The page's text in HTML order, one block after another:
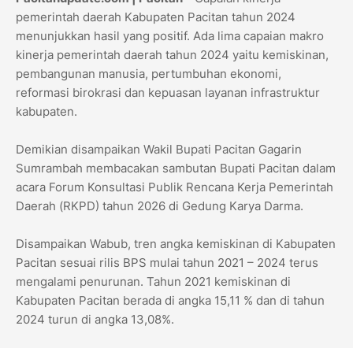
pemerintah daerah Kabupaten Pacitan tahun 2024
menunjukkan hasil yang positif. Ada lima capaian makro
kinerja pemerintah daerah tahun 2024 yaitu kemiskinan,
pembangunan manusia, pertumbuhan ekonomi,
reformasi birokrasi dan kepuasan layanan infrastruktur
kabupaten.
Demikian disampaikan Wakil Bupati Pacitan Gagarin
Sumrambah membacakan sambutan Bupati Pacitan dalam
acara Forum Konsultasi Publik Rencana Kerja Pemerintah
Daerah (RKPD) tahun 2026 di Gedung Karya Darma.
Disampaikan Wabub, tren angka kemiskinan di Kabupaten
Pacitan sesuai rilis BPS mulai tahun 2021 – 2024 terus
mengalami penurunan. Tahun 2021 kemiskinan di
Kabupaten Pacitan berada di angka 15,11 % dan di tahun
2024 turun di angka 13,08%.